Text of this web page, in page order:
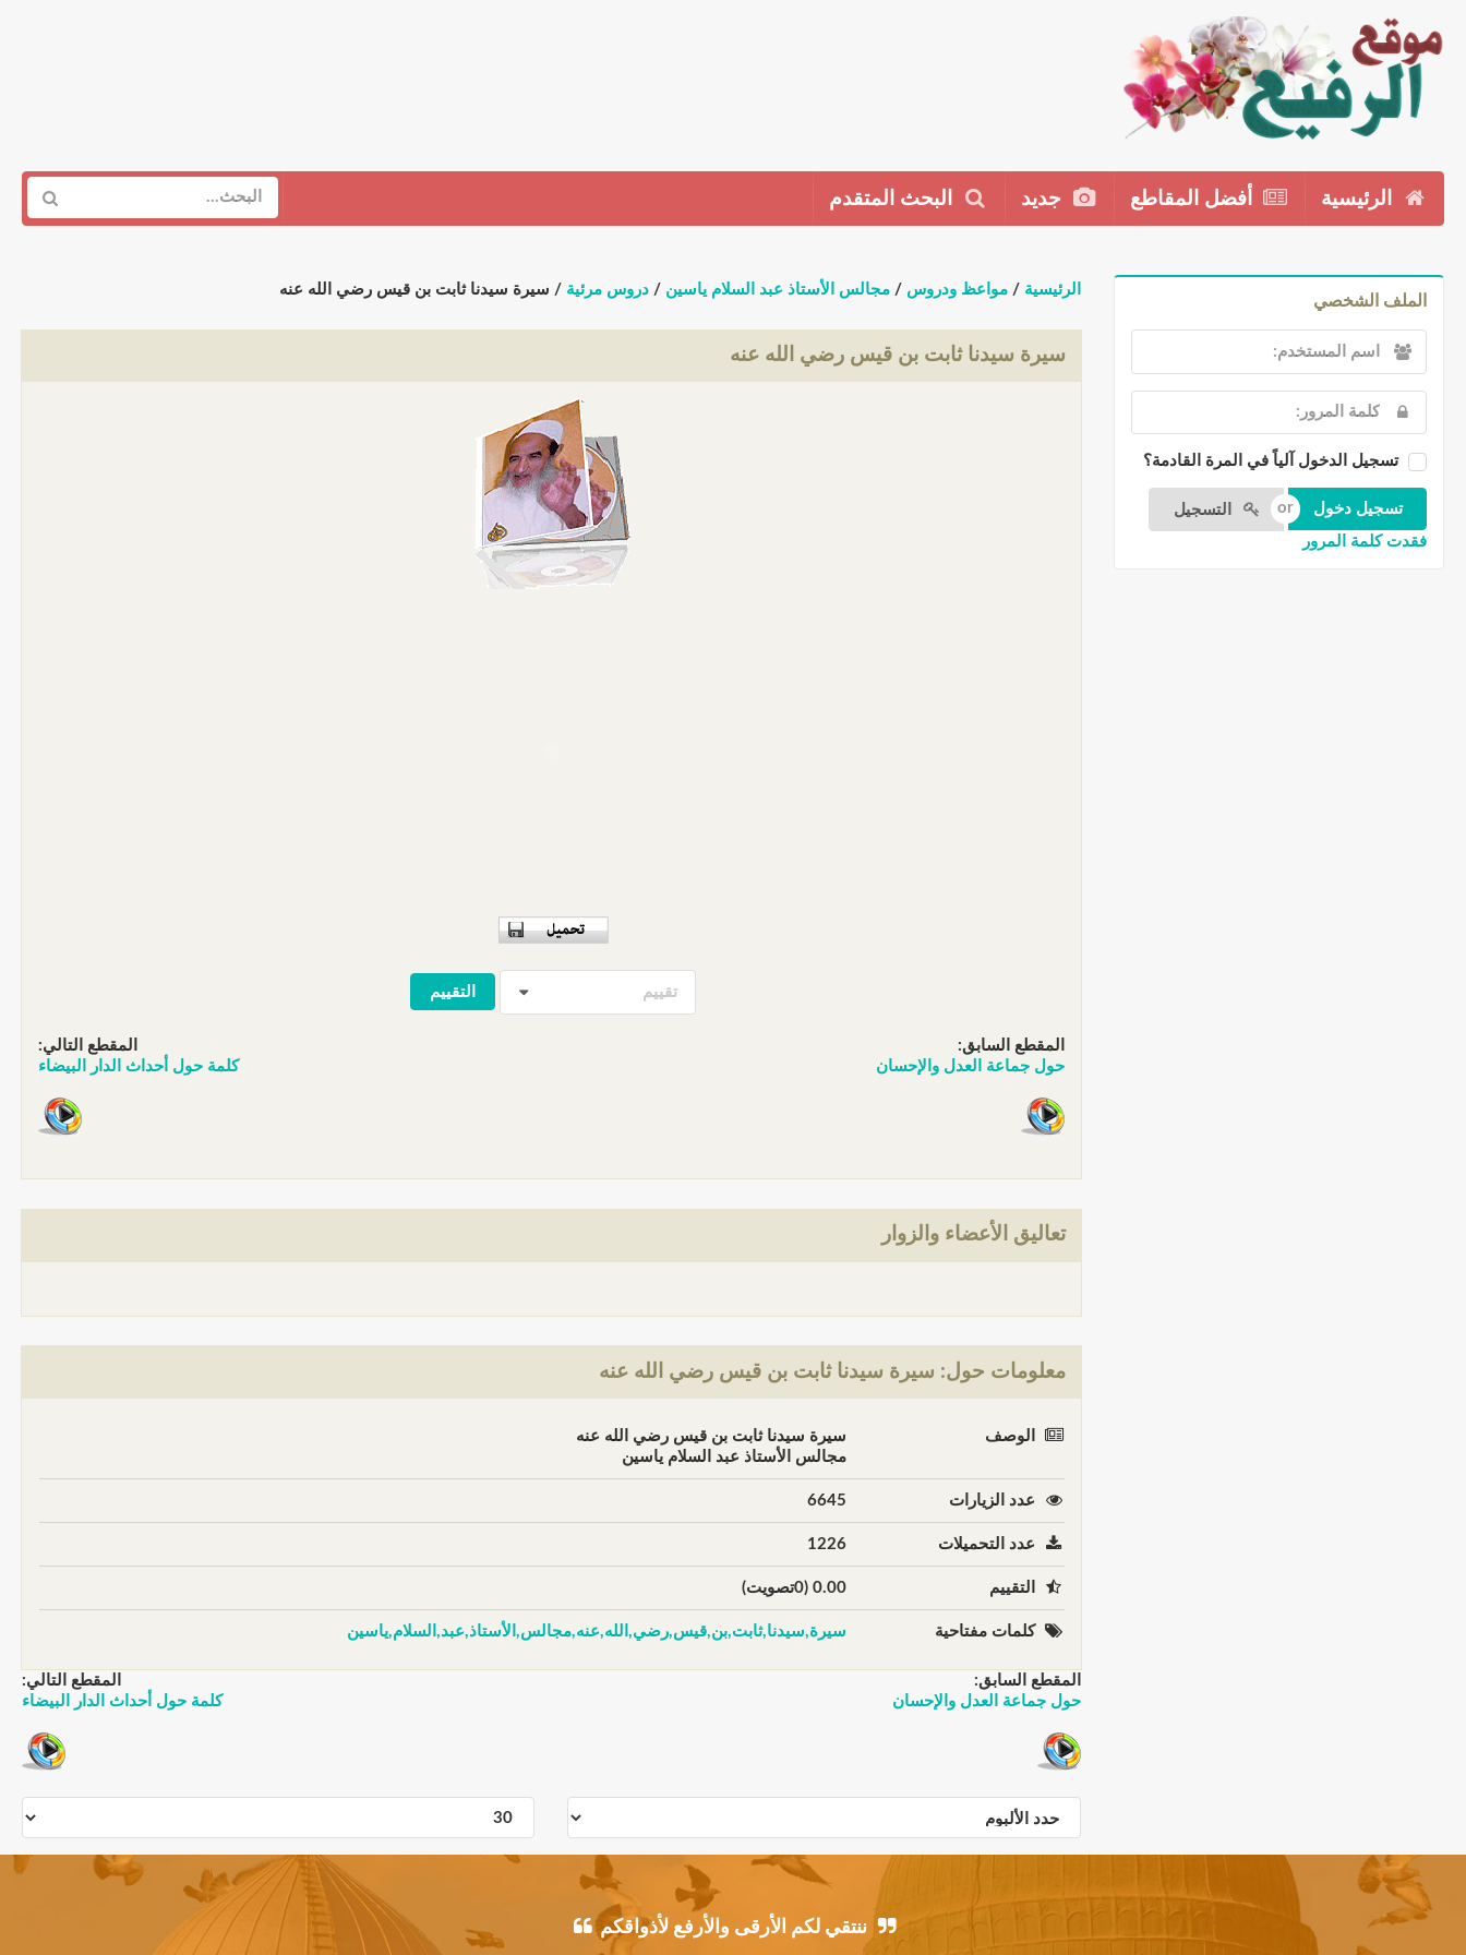
الرئيسية أفضل المقاطع جديد البحث المتقدم
الملف الشخصي
تسجيل الدخول آلياً في المرة القادمة؟
التسجيل
فقدت كلمة المرور
الرئيسية /مواعظ ودروس /مجالس الأستاذ عبد السلام ياسين /دروس مرئية / سيرة سيدنا ثابت بن قيس رضي الله عنه
سيرة سيدنا ثابت بن قيس رضي الله عنه
تقييم
المقطع السابق:
حول جماعة العدل والإحسان
المقطع التالي:
كلمة حول أحداث الدار البيضاء
تعاليق الأعضاء والزوار
معلومات حول: سيرة سيدنا ثابت بن قيس رضي الله عنه
الوصف
سيرة سيدنا ثابت بن قيس رضي الله عنه
مجالس الأستاذ عبد السلام ياسين
عدد الزيارات 6645
عدد التحميلات 1226
التقييم 0.00 (0تصويت)
كلمات مفتاحية سيرة,سيدنا,ثابت,بن,قيس,رضي,الله,عنه,مجالس,الأستاذ,عبد,السلام,ياسين
المقطع السابق:
حول جماعة العدل والإحسان
المقطع التالي:
كلمة حول أحداث الدار البيضاء
ننتقي لكم الأرقى والأرفع لأذواقكم